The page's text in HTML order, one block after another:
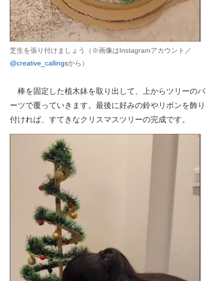
芝生を張り付けましょう（※画像はInstagramアカウント／
@creative_callingsから）
棒を固定した植木鉢を取り出して、上からツリーのパ
ーツで覆っていきます。最後に好みの鈴やリボンを飾り
付ければ、すてきなクリスマスツリーの完成です。